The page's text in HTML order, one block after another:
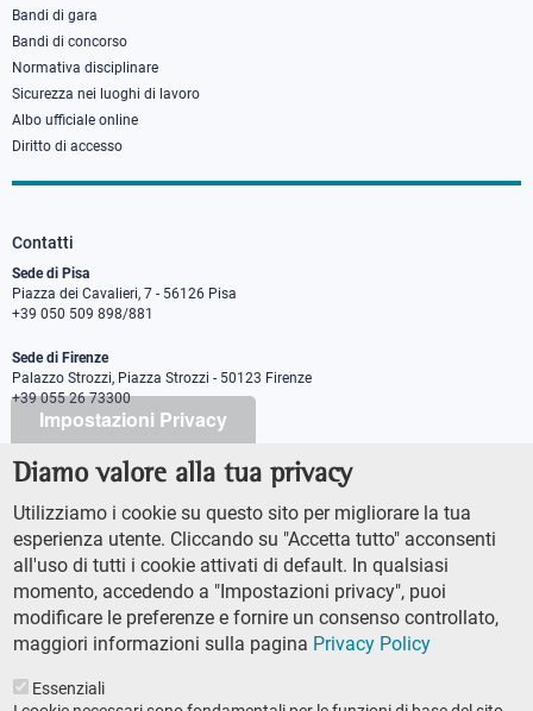
Impostazioni Privacy
Diamo valore alla tua privacy
Utilizziamo i cookie su questo sito per migliorare la tua
esperienza utente. Cliccando su "Accetta tutto" acconsenti
all'uso di tutti i cookie attivati di default. In qualsiasi
momento, accedendo a "Impostazioni privacy", puoi
modificare le preferenze e fornire un consenso controllato,
maggiori informazioni sulla pagina Privacy Policy
Essenziali
Bandi di gara
Bandi di concorso
Normativa disciplinare
Sicurezza nei luoghi di lavoro
Albo ufficiale online
Diritto di accesso
Contatti
Sede di Pisa
Piazza dei Cavalieri, 7 - 56126 Pisa
+39 050 509 898/881
Sede di Firenze
Palazzo Strozzi, Piazza Strozzi - 50123 Firenze
+39 055 26 73300
PEC protocollo@pec.sns.it
Codice Fiscale 8000 5050507
Ufficio comunicazione
Addetto stampa
URP - Ufficio relazioni con il pubblico